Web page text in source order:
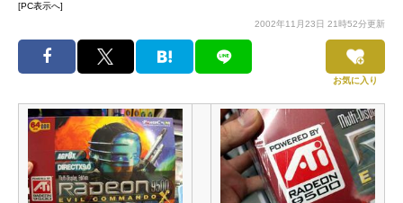
[PC表示へ]
2002年11月23日 21時52分更新
お気に入り